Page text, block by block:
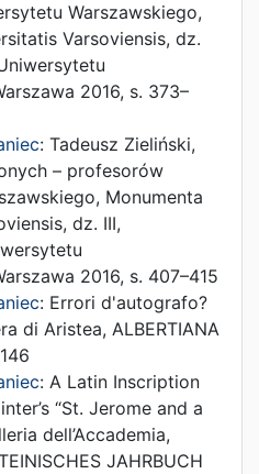
Warszawskiego,
Varsoviensis, dz.
2016, s. 373–
: Tadeusz Zieliński,
– profesorów
Monumenta
dz. III,
2016, s. 407–415
: Errori d'autografo?
di Aristea, ALBERTIANA
: A Latin Inscription
“St. Jerome and a
dell’Accademia,
JAHRBUCH